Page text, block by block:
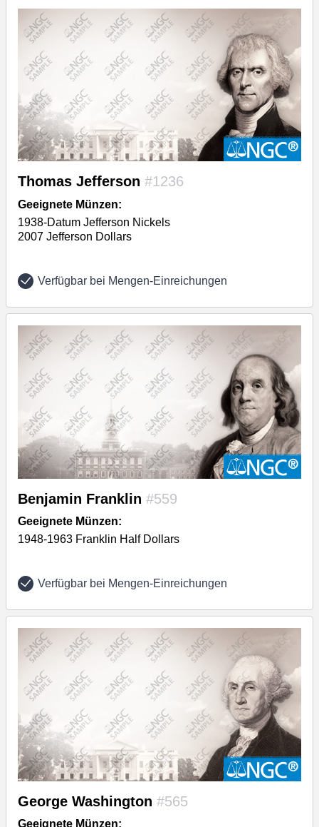
Thomas Jefferson #1236
Geeignete Münzen:
1938-Datum Jefferson Nickels
2007 Jefferson Dollars
Verfügbar bei Mengen-Einreichungen
Benjamin Franklin #559
Geeignete Münzen:
1948-1963 Franklin Half Dollars
Verfügbar bei Mengen-Einreichungen
George Washington #565
Geeignete Münzen: